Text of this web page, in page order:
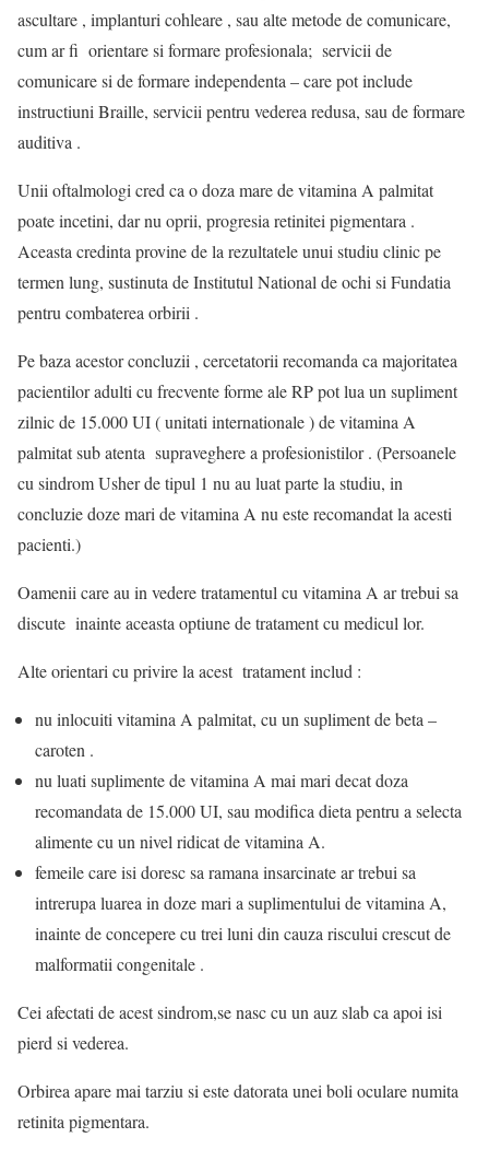
ascultare , implanturi cohleare , sau alte metode de comunicare,
cum ar fi orientare si formare profesionala; servicii de
comunicare si de formare independenta – care pot include
instructiuni Braille, servicii pentru vederea redusa, sau de formare
auditiva .
Unii oftalmologi cred ca o doza mare de vitamina A palmitat
poate incetini, dar nu oprii, progresia retinitei pigmentara .
Aceasta credinta provine de la rezultatele unui studiu clinic pe
termen lung, sustinuta de Institutul National de ochi si Fundatia
pentru combaterea orbirii .
Pe baza acestor concluzii , cercetatorii recomanda ca majoritatea
pacientilor adulti cu frecvente forme ale RP pot lua un supliment
zilnic de 15.000 UI ( unitati internationale ) de vitamina A
palmitat sub atenta supraveghere a profesionistilor . (Persoanele
cu sindrom Usher de tipul 1 nu au luat parte la studiu, in
concluzie doze mari de vitamina A nu este recomandat la acesti
pacienti.)
Oamenii care au in vedere tratamentul cu vitamina A ar trebui sa
discute inainte aceasta optiune de tratament cu medicul lor.
Alte orientari cu privire la acest tratament includ :
nu inlocuiti vitamina A palmitat, cu un supliment de beta –
caroten .
nu luati suplimente de vitamina A mai mari decat doza
recomandata de 15.000 UI, sau modifica dieta pentru a selecta
alimente cu un nivel ridicat de vitamina A.
femeile care isi doresc sa ramana insarcinate ar trebui sa
intrerupa luarea in doze mari a suplimentului de vitamina A,
inainte de concepere cu trei luni din cauza riscului crescut de
malformatii congenitale .
Cei afectati de acest sindrom,se nasc cu un auz slab ca apoi isi
pierd si vederea.
Orbirea apare mai tarziu si este datorata unei boli oculare numita
retinita pigmentara.